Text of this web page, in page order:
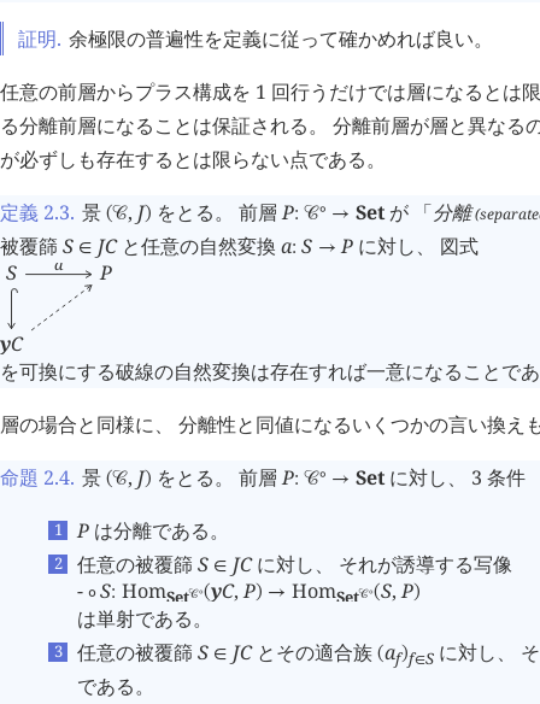
証明. 余極限の普遍性を定義に従って確かめれば良い。
任意の前層からプラス構成を 1 回行うだけでは層になるとは
る分離前層になることは保証される。 分離前層が層と異なる
が必ずしも存在するとは限らない点である。
定義 2.3. 景 (󰒚, J) をとる。 前層P: 󰒚∘ → Setが 「分離
被覆篩 S ∈ JCと任意の自然変換 a: S → P に対し、 図式
S
P
yC
a
を可換にする破線の自然変換は存在すれば一意になることで
層の場合と同様に、 分離性と同値になるいくつかの言い換え
命題 2.4. 景 (󰒚, J) をとる。 前層P: 󰒚∘ → Setに対し、 3 条件
P は分離である。
任意の被覆篩 S ∈ JCに対し、 それが誘導する写像
- ∘ S: HomSet󰒚∘(yC, P) → HomSet󰒚∘(S, P)
は単射である。
任意の被覆篩 S ∈ JCとその適合族 (af)f∈S に対し、
である。